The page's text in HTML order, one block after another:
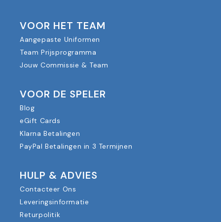
VOOR HET TEAM
Aangepaste Uniformen
Team Prijsprogramma
Jouw Commissie & Team
VOOR DE SPELER
Blog
eGift Cards
Klarna Betalingen
PayPal Betalingen in 3 Termijnen
HULP & ADVIES
Contacteer Ons
Leveringsinformatie
Returpolitik